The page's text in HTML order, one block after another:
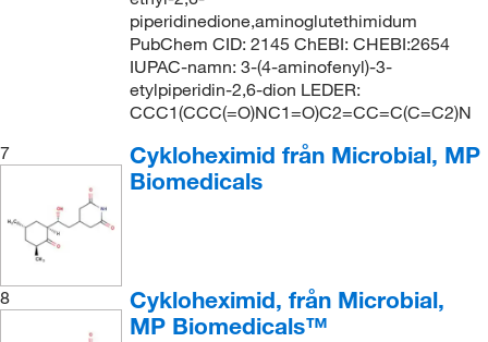
piperidinedione,aminoglutethimidum
PubChem CID: 2145 ChEBI: CHEBI:2654
IUPAC-namn: 3-(4-aminofenyl)-3-
etylpiperidin-2,6-dion LEDER:
CCC1(CCC(=O)NC1=O)C2=CC=C(C=C2)N
7
Cykloheximid från Microbial, MP
Biomedicals
8
Cykloheximid, från Microbial,
MP Biomedicals™